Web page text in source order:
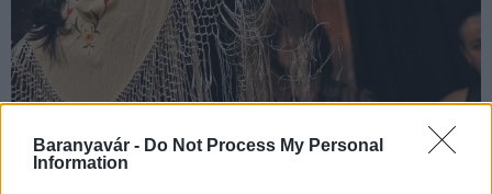
Baranyavár - Do Not Process My Personal
Information